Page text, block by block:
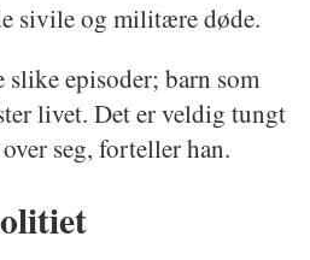
sivile og militære døde.
episoder; barn som
livet. Det er veldig tungt
seg, forteller han.